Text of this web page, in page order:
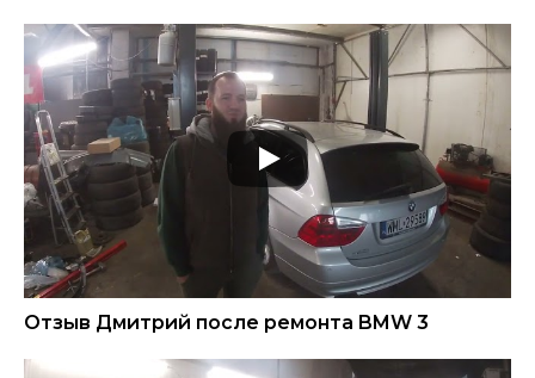
Отзыв Дмитрий после ремонта BMW 3